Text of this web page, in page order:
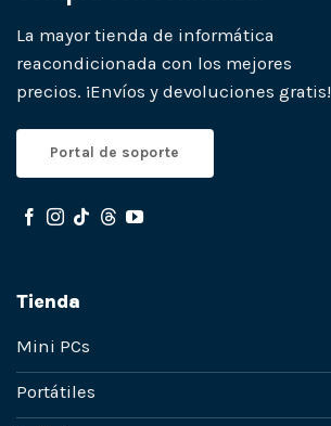
La mayor tienda de informática
reacondicionada con los mejores
precios. ¡Envíos y devoluciones gratis!
Portal de soporte
Tienda
Mini PCs
Portátiles